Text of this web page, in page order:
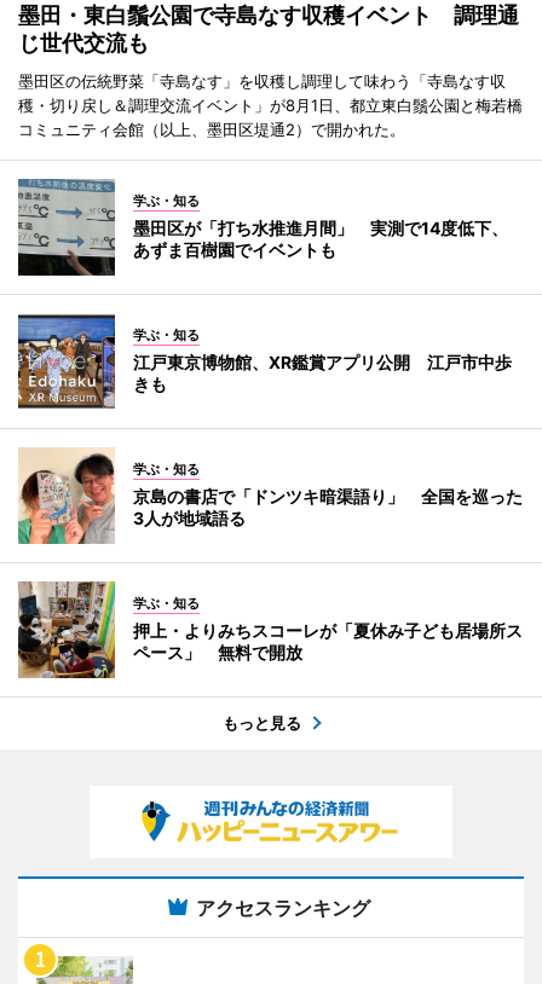
墨田・東白鬚公園で寺島なす収穫イベント 調理通
じ世代交流も
墨田区の伝統野菜「寺島なす」を収穫し調理して味わう「寺島なす収
穫・切り戻し＆調理交流イベント」が8月1日、都立東白鬚公園と梅若橋
コミュニティ会館（以上、墨田区堤通2）で開かれた。
学ぶ・知る
墨田区が「打ち水推進月間」 実測で14度低下、
あずま百樹園でイベントも
学ぶ・知る
江戸東京博物館、XR鑑賞アプリ公開 江戸市中歩
きも
学ぶ・知る
京島の書店で「ドンツキ暗渠語り」 全国を巡った
3人が地域語る
学ぶ・知る
押上・よりみちスコーレが「夏休み子ども居場所ス
ペース」 無料で開放
もっと見る
アクセスランキング